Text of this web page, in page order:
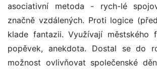
asociativní metoda - rych-lé
značně vzdálených. Proti logice
klade fantazii. Využívají městského
popěvek, anekdota. Dostal se do
možnost ovlivňovat společenské